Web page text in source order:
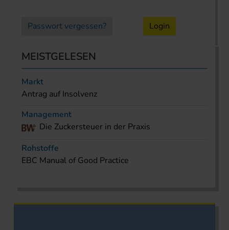
Passwort vergessen? Login
MEISTGELESEN
Markt
Antrag auf Insolvenz
Management
Die Zuckersteuer in der Praxis
Rohstoffe
EBC Manual of Good Practice